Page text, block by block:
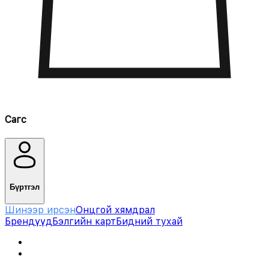
Сагс
Бүртгэл
Шинээр ирсэнОнцгой хямдрал
БрендүүдБэлгийн картБидний тухай